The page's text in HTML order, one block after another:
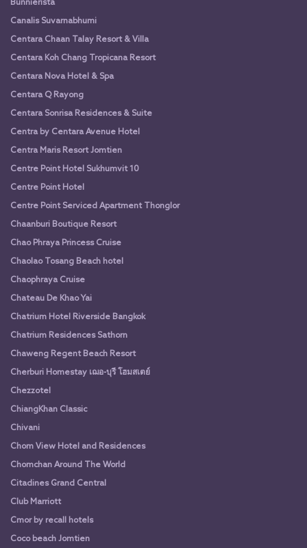
Bunnierista
Canalis Suvarnabhumi
Centara Chaan Talay Resort & Villa
Centara Koh Chang Tropicana Resort
Centara Nova Hotel & Spa
Centara Q Rayong
Centara Sonrisa Residences & Suite
Centra by Centara Avenue Hotel
Centra Maris Resort Jomtien
Centre Point Hotel Sukhumvit 10
Centre Point Hotel
Centre Point Serviced Apartment Thonglor
Chaanburi Boutique Resort
Chao Phraya Princess Cruise
Chaolao Tosang Beach hotel
Chaophraya Cruise
Chateau De Khao Yai
Chatrium Hotel Riverside Bangkok
Chatrium Residences Sathorn
Chaweng Regent Beach Resort
Cherburi Homestay เฌอ-บุรี โฮมสเตย์
Chezzotel
ChiangKhan Classic
Chivani
Chom View Hotel and Residences
Chomchan Around The World
Citadines Grand Central
Club Marriott
Cmor by recall hotels
Coco beach Jomtien